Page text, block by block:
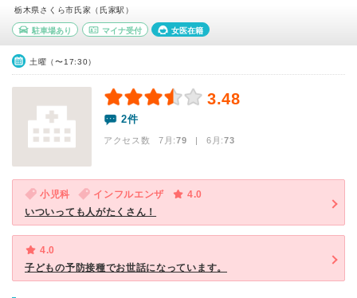
栃木県さくら市氏家（氏家駅）
駐車場あり マイナ受付 女医在籍
土曜（〜17:30）
3.48
2件
アクセス数 7月:79 | 6月:73
小児科 インフルエンザ
4.0
いついっても人がたくさん！
4.0
子どもの予防接種でお世話になっています。